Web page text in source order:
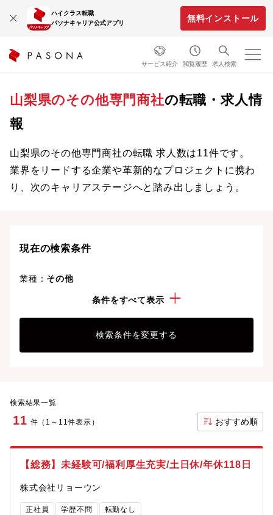
ハイクラス転職
パソナキャリア公式アプリ
無料インストール
サービス紹介 閲覧履歴 求人検索
山梨県のその他専門商社の転職・求人情
報
山梨県のその他専門商社の転職 求人数は11件です。
業界をリードする企業や革新的なプロジェクトに携わ
り、次のキャリアステージへと踏み出しましょう。
現在の検索条件
業種： その他
条件をすべて表示
検索条件を変更する
検索結果一覧
11 件（1～11件表示） おすすめ順
【総務】未経験可/福利厚生充実/土日休/年休118日
株式会社リョーウン
正社員 学歴不問 転勤なし